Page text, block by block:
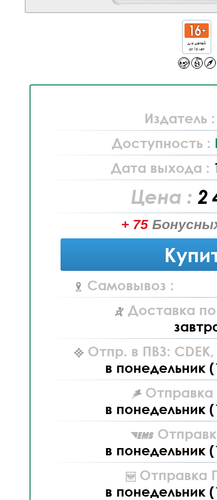
для детей
от 16 лет
Издатель
Доступность :
Дата выхода :
Цена : 2
+ 75
Самовывоз :
Доставка
Отпр. в ПВЗ: CDEK,
в понедельник
Отправка
в понедельник
в понедельник
Отправка
в понедельник